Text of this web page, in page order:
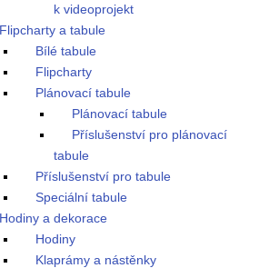
k videoprojekt
Flipcharty a tabule
Bílé tabule
Flipcharty
Plánovací tabule
Plánovací tabule
Příslušenství pro plánovací
tabule
Příslušenství pro tabule
Speciální tabule
Hodiny a dekorace
Hodiny
Klaprámy a nástěnky